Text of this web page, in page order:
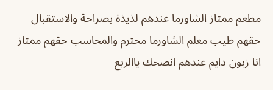
مطعم ممتاز الشاورما عندهم لذيذة بصراحة والاستقبال
حقهم طيب معلم الشاورما محترم والمحاسب حقهم ممتاز
انا زبون دايم عندهم انصحك ياالربع